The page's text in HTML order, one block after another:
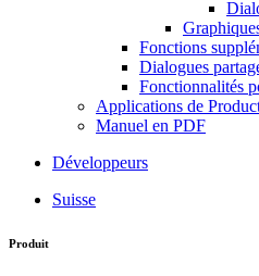
Fonctions
Dialogues
Fonctionnalités
Applications de
Manuel en PDF
Développeurs
Suisse
Produit